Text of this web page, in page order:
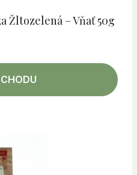
Žltozelená – Vňať 50g